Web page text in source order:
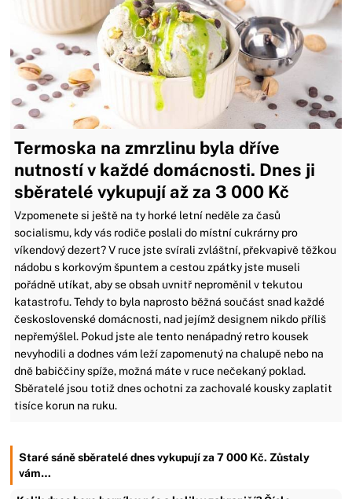
Termoska na zmrzlinu byla dříve
nutností v každé domácnosti. Dnes ji
sběratelé vykupují až za 3 000 Kč
Vzpomenete si ještě na ty horké letní neděle za časů
socialismu, kdy vás rodiče poslali do místní cukrárny pro
víkendový dezert? V ruce jste svírali zvláštní, překvapivě těžkou
nádobu s korkovým špuntem a cestou zpátky jste museli
pořádně utíkat, aby se obsah uvnitř neproměnil v tekutou
katastrofu. Tehdy to byla naprosto běžná součást snad každé
československé domácnosti, nad jejímž designem nikdo příliš
nepřemýšlel. Pokud jste ale tento nenápadný retro kousek
nevyhodili a dodnes vám leží zapomenutý na chalupě nebo na
dně babiččiny spíže, možná máte v ruce nečekaný poklad.
Sběratelé jsou totiž dnes ochotni za zachovalé kousky zaplatit
tisíce korun na ruku.
Staré sáně sběratelé dnes vykupují za 7 000 Kč. Zůstaly
vám…